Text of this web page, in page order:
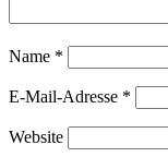
Name *
E-Mail-Adresse *
Website